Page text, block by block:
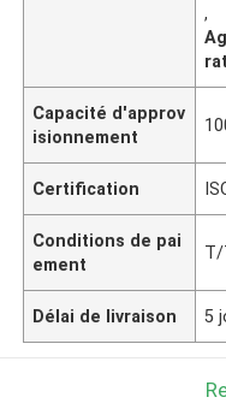
,
Capacité d'approv
isionnement
Certification
Conditions de pai
ement
T/
Délai de livraison 5